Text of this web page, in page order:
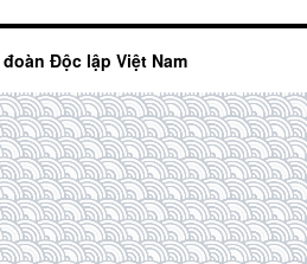
Độc lập Việt Nam